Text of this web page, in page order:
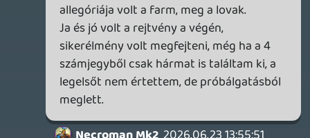
Na, ki is próbáltam, simán megy Deck-en.
(Néha picit megröccen még low-n is, de
nem zavaró - ez nem olyan játék, ahol
számítana.) Majd megpróbálok időt
szakítani rá valamikor, és majd mondom,
hogy tetszett. Egyelőre nagyon
beteg/elvont/groteszk az egész, szóval
felüdülés a megszokott játékokhoz képest.
Plusz a "botrány" tök jól felhypolta nálam,
szóval alapból pozitívan állok hozzá.